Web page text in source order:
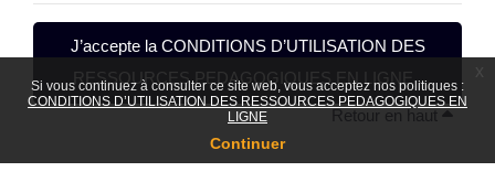
Si vous continuez à consulter ce site web, vous acceptez nos politiques :
CONDITIONS D’UTILISATION DES RESSOURCES PEDAGOGIQUES EN
LIGNE
Continuer
J’accepte la CONDITIONS D’UTILISATION DES
RESSOURCES PEDAGOGIQUES EN LIGNE .
Retour en haut